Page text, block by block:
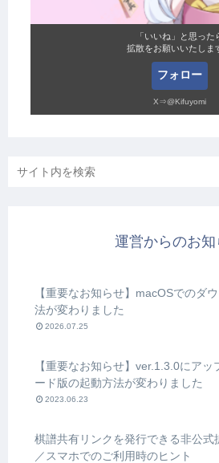
「いいね」と思った
拡散をお願いいたしま
フォロー
X⇒@Kifuyomi
運営からのお知
【重要なお知らせ】macOSでのダ
法が変わりました
2026.07.25
【重要なお知らせ】ver.1.3.0にアッ
ード版の起動方法が変わりました
2023.06.23
棋譜共有リンクを発行できる非公式
／スマホでのご利用時のヒント